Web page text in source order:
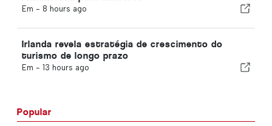
Em - 8 hours ago
Irlanda revela estratégia de crescimento do
turismo de longo prazo
Em - 13 hours ago
Popular